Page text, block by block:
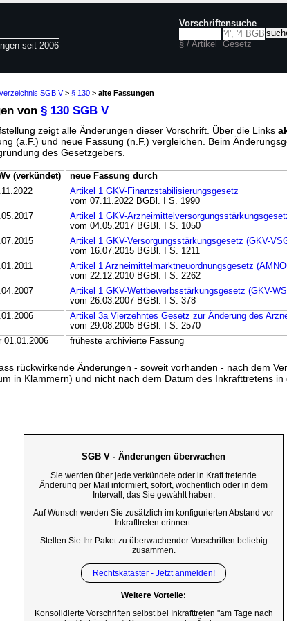
seit 2006
Vorschriftensuche
§ / Artikel Gesetz
SGB V> § 130 > alte Fassungen
von § 130 SGB V
zeigt alle Änderungen dieser Vorschrift. Über die Links
(a.F.) und neue Fassung (n.F.) vergleichen. Beim
des Gesetzgebers.
(verkündet)
neue Fassung durch
Artikel 1 GKV-Finanzstabilisierungsgesetz
vom 07.11.2022 BGBl. I S. 1990
Artikel 1 GKV-
vom 04.05.2017 BGBl. I S. 1050
Artikel 1 GKV-Versorgungsstärkungsgesetz (GKV-
vom 16.07.2015 BGBl. I S. 1211
Artikel 1 Arzneimittelmarktneuordnungsgesetz
vom 22.12.2010 BGBl. I S. 2262
Artikel 1 GKV-Wettbewerbsstärkungsgesetz (GKV-
vom 26.03.2007 BGBl. I S. 378
Artikel 3a Vierzehntes Gesetz zur Änderung des
vom 29.08.2005 BGBl. I S. 2570
01.01.2006 früheste archivierte Fassung
rückwirkende Änderungen - soweit vorhanden - nach dem
in Klammern) und nicht nach dem Datum des Inkrafttretens
SGB V - Änderungen überwachen
Sie werden über jede verkündete oder in Kraft tretende
Änderung per Mail informiert, sofort, wöchentlich oder in dem
Intervall, das Sie gewählt haben.
Auf Wunsch werden Sie zusätzlich im konfigurierten Abstand vor
Inkrafttreten erinnert.
Stellen Sie Ihr Paket zu überwachender Vorschriften beliebig
zusammen.
Rechtskataster - Jetzt anmelden!
Weitere Vorteile:
Konsolidierte Vorschriften selbst bei Inkrafttreten "am Tage nach